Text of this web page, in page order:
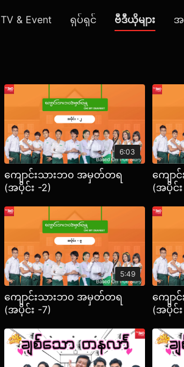
TV & Event ရုပ်ရှင် ဗီဒီယိုများ အ
6:03
ကျောင်းသားဘ၀ အမှတ်တရ
(အပိုင်း -2)
ကျော
(အပိုင်း
5:49
ကျောင်းသားဘ၀ အမှတ်တရ
(အပိုင်း -7)
ကျော
(အပိုင်း